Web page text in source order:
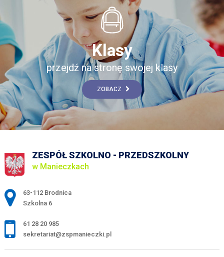
Klasy
przejdź na stronę swojej klasy
ZOBACZ
ZESPÓŁ SZKOLNO - PRZEDSZKOLNY
w Manieczkach
Adres pocztowy:
63-112 Brodnica
Szkolna 6
61 28 20 985
sekretariat@zspmanieczki.pl